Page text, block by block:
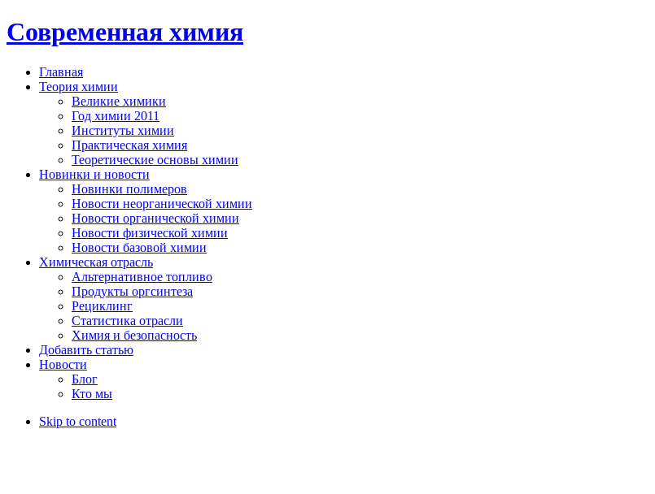
Современная химия
Главная
Теория химии
Великие химики
Год химии 2011
Институты химии
Практическая химия
Теоретические основы химии
Новинки и новости
Новинки полимеров
Новости неорганической химии
Новости органической химии
Новости физической химии
Новости базовой химии
Химическая отрасль
Альтернативное топливо
Продукты оргсинтеза
Рециклинг
Статистика отрасли
Химия и безопасность
Добавить статью
Новости
Блог
Кто мы
Skip to content